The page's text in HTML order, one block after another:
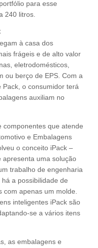
para esse
240 litros.
à casa dos
frágeis e de alto valor
eletrodomésticos,
ou berço de EPS. Com a
o consumidor terá
auxiliam no
componentes que atende
e Embalagens
o conceito iPack –
uma solução
trabalho de engenharia
a possibilidade de
com apenas um molde.
inteligentes iPack são
se a vários itens
as embalagens e